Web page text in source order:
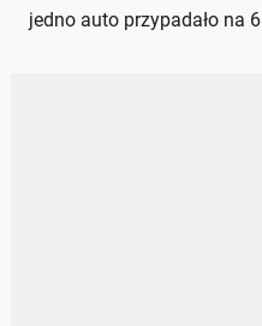
jedno auto przypadało na